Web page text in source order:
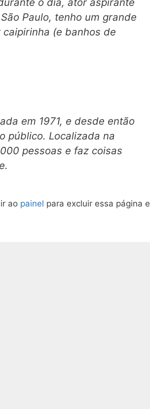
Paulo, tenho um grande
(e banhos de
em 1971, e desde então
público. Localizada na
pessoas e faz coisas
ao painel para excluir essa página e